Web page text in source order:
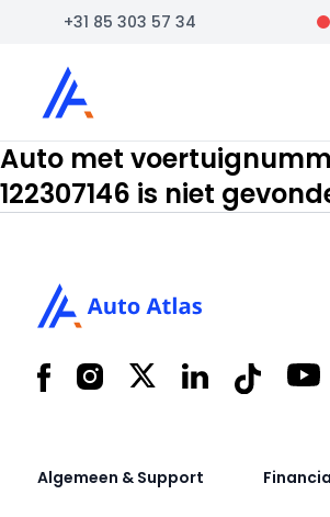
+31 85 303 57 34
Auto Atlas
Auto met
122307146 is niet
FacebookInstagram
X LinkedInTiktok
Algemeen & Support